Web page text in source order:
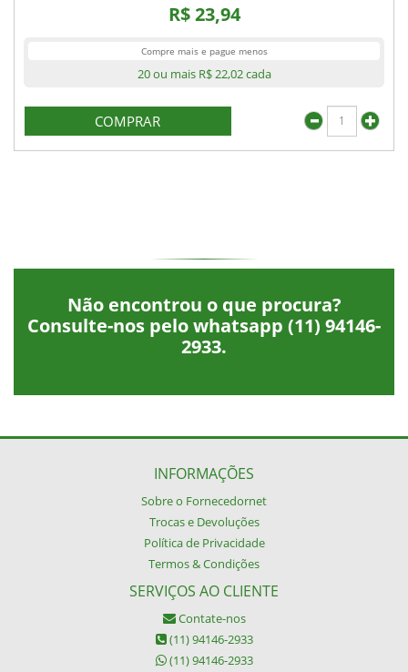
R$ 23,94
Compre mais e pague menos
20 ou mais R$ 22,02cada
COMPRAR
Não encontrou o que procura?
Consulte-nos pelo whatsapp (11) 94146-
2933.
INFORMAÇÕES
Sobre o Fornecedornet
Trocas e Devoluções
Política de Privacidade
Termos & Condições
SERVIÇOS AO CLIENTE
Contate-nos
(11) 94146-2933
(11) 94146-2933